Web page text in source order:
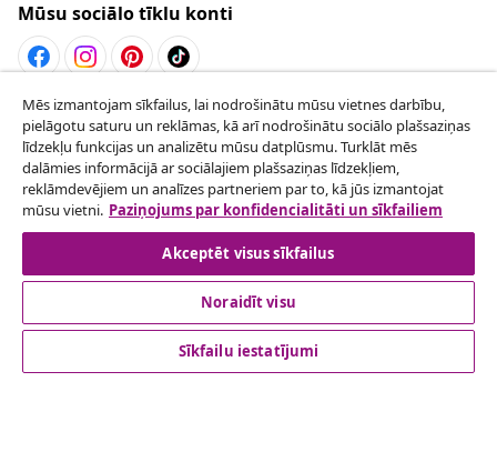
Mūsu sociālo tīklu konti
Atteikties no līguma
Iesniegt pieprasījumu par atteikšanos no
pasūtījuma.
Atteikties no līguma
klientu apkalpoanaš
Mēs izmantojam sīkfailus, lai nodrošinātu mūsu vietnes darbību,
pielāgotu saturu un reklāmas, kā arī nodrošinātu sociālo plašsaziņas
līdzekļu funkcijas un analizētu mūsu datplūsmu. Turklāt mēs
dalāmies informācijā ar sociālajiem plašsaziņas līdzekļiem,
reklāmdevējiem un analīzes partneriem par to, kā jūs izmantojat
mūsu vietni. Paziņojums par konfidencialitāti un sīkfailiem
Akceptēt visus sīkfailus
Noraidīt visu
Sīkfailu iestatījumi